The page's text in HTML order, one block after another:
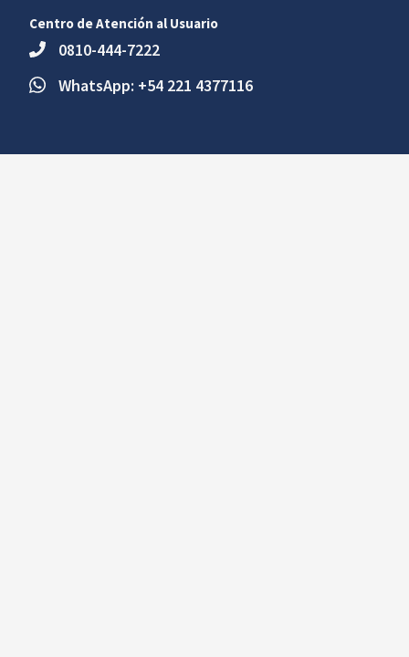
Centro de Atención al Usuario
0810-444-7222
WhatsApp: +54 221 4377116